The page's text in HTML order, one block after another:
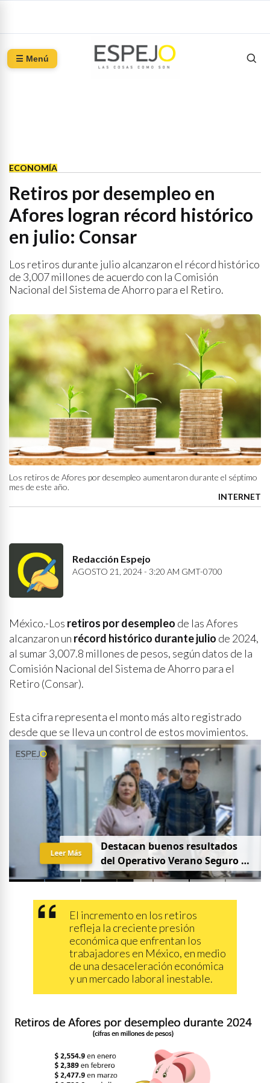
☰ Menú
ECONOMÍA
Retiros por desempleo en
Afores logran récord histórico
en julio: Consar
Los retiros durante julio alcanzaron el récord histórico
de 3,007 millones de acuerdo con la Comisión
Nacional del Sistema de Ahorro para el Retiro.
Los retiros de Afores por desempleo aumentaron durante el séptimo
mes de este año.
INTERNET
Redacción Espejo
AGOSTO 21, 2024 - 3:20 AM GMT-0700
México.-Los retiros por desempleo de las Afores
alcanzaron un récord histórico durante julio de 2024,
al sumar 3,007.8 millones de pesos, según datos de la
Comisión Nacional del Sistema de Ahorro para el
Retiro (Consar).
Esta cifra representa el monto más alto registrado
desde que se lleva un control de estos movimientos.
Destacan buenos resultados
del Operativo Verano Seguro en
mesa de Construcción de Paz,
Gobernadora Yeraldine Bonilla
Leer Más
El incremento en los retiros
refleja la creciente presión
económica que enfrentan los
trabajadores en México, en medio
de una desaceleración económica
y un mercado laboral inestable.